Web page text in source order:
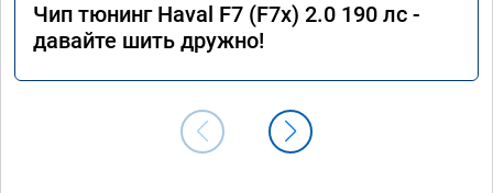
Чип тюнинг Haval F7 (F7x) 2.0 190 лс -
давайте шить дружно!